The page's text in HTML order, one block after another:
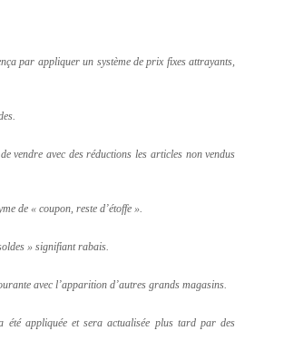
par appliquer un système de prix fixes attrayants,
vendre avec des réductions les articles non vendus
de « coupon, reste d’étoffe ».
» signifiant rabais.
avec l’apparition d’autres grands magasins.
appliquée et sera actualisée plus tard par des